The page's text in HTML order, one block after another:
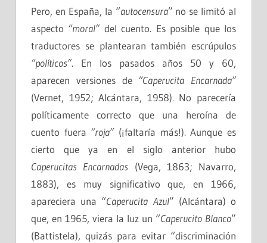
Pero, en España, la “autocensura” no se limitó al
aspecto “moral” del cuento. Es posible que los
traductores se plantearan también escrúpulos
“políticos”. En los pasados años 50 y 60,
aparecen versiones de “Caperucita Encarnada”
(Vernet, 1952; Alcántara, 1958). No parecería
políticamente correcto que una heroína de
cuento fuera “roja” (¡faltaría más!). Aunque es
cierto que ya en el siglo anterior hubo
Caperucitas Encarnadas (Vega, 1863; Navarro,
1883), es muy significativo que, en 1966,
apareciera una “Caperucita Azul” (Alcántara) o
que, en 1965, viera la luz un “Caperucito Blanco”
(Battistela), quizás para evitar “discriminación